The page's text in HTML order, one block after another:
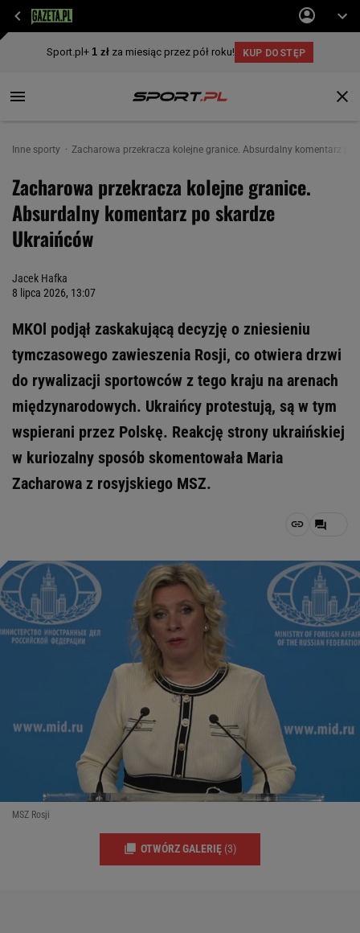
Inne sporty Zacharowa przekracza kolejne granice. Absurdalny komentarz po
Zacharowa przekracza kolejne granice.
Absurdalny komentarz po skardze
Ukraińców
Jacek Hafka
8 lipca 2026, 13:07
MKOl podjął zaskakującą decyzję o zniesieniu
tymczasowego zawieszenia Rosji, co otwiera drzwi
do rywalizacji sportowców z tego kraju na arenach
międzynarodowych. Ukraińcy protestują, są w tym
wspierani przez Polskę. Reakcję strony ukraińskiej
w kuriozalny sposób skomentowała Maria
Zacharowa z rosyjskiego MSZ.
MSZ Rosji
OTWÓRZ GALERIĘ (3)